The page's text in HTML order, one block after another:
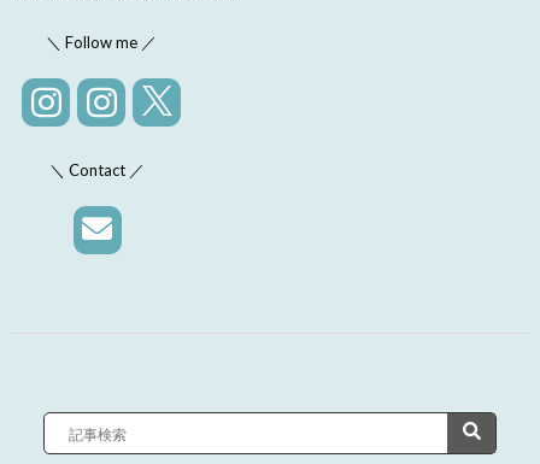
＼ Follow me ／
＼ Contact ／